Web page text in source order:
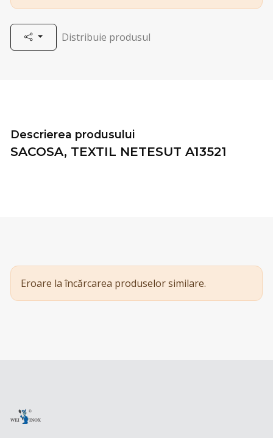
Distribuie produsul
Descrierea produsului
SACOSA, TEXTIL NETESUT A13521
Eroare la încărcarea produselor similare.